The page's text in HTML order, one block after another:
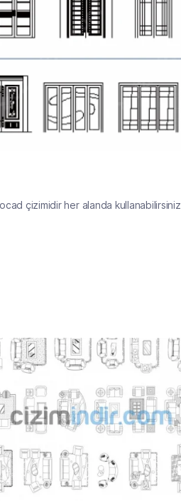
çizimidir her alanda kullanabilirsiniz